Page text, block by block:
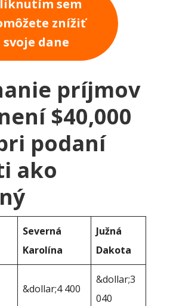
sem
znížiť
svoje dane
príjmov
$40,000
podaní
ako
Severná
Karolína
Južná
Dakota
&dollar;4 400
&dollar;3
040